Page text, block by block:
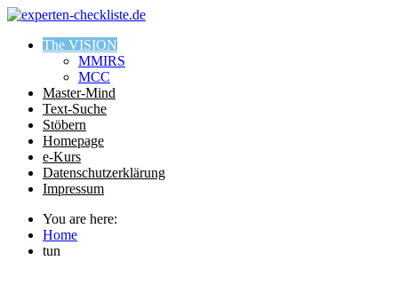
The VISION
MMIRS
MCC
Master-Mind
Text-Suche
Stöbern
Homepage
e-Kurs
Datenschutzerklärung
Impressum
You are here:
Home
tun